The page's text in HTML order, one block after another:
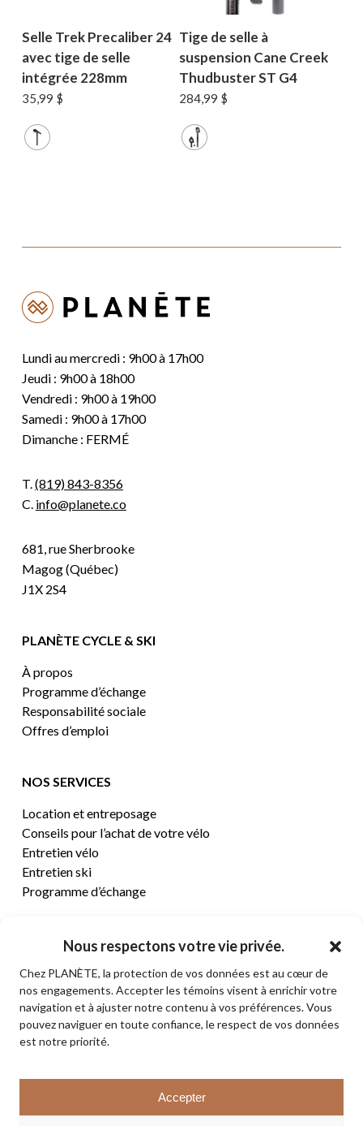
Nous respectons votre vie privée.
Chez PLANÈTE, la protection de vos données est au cœur de
nos engagements. Accepter les témoins visent à enrichir votre
navigation et à ajuster notre contenu à vos préférences. Vous
pouvez naviguer en toute confiance, le respect de vos données
est notre priorité.
Accepter
Sous-total: 0,00$
VOIR LE PANIER
Selle Trek Precaliber 24
avec tige de selle
intégrée 228mm
35,99 $
Tige de selle à
suspension Cane Creek
Thudbuster ST G4
284,99 $
Lundi au mercredi : 9h00 à 17h00
Jeudi : 9h00 à 18h00
Vendredi : 9h00 à 19h00
Samedi : 9h00 à 17h00
Dimanche : FERMÉ
T.(819) 843-8356
C. info@planete.co
681, rue Sherbrooke
Magog (Québec)
J1X 2S4
PLANÈTE CYCLE & SKI
À propos
Programme d’échange
Responsabilité sociale
Offres d’emploi
NOS SERVICES
Location et entreposage
Conseils pour l’achat de votre vélo
Entretien vélo
Entretien ski
Programme d’échange
CENTRE D’AIDE
Termes et conditions de vente
Retours et remboursements
Politique de confidentialité
Contact